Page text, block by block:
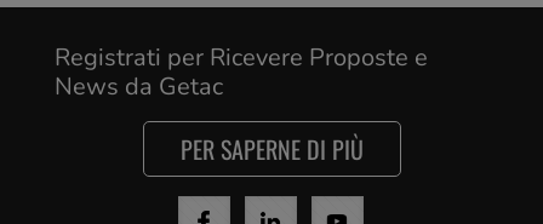
Registrati per Ricevere Proposte e
News da Getac
PER SAPERNE DI PIÙ